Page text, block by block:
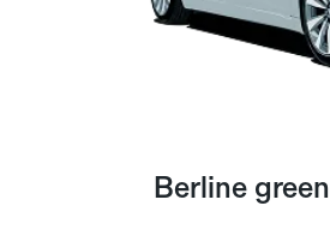
Berline green